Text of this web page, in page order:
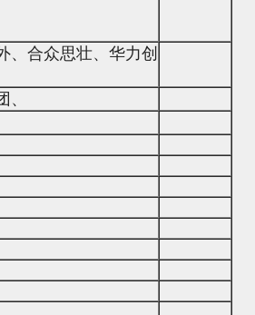
、合众思壮、华力创